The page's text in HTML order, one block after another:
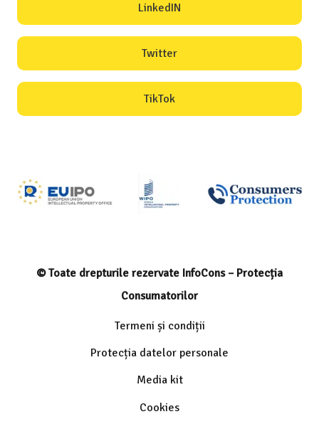
LinkedIN
Twitter
TikTok
© Toate drepturile rezervate InfoCons – Protecția
Consumatorilor
Termeni și condiții
Protecția datelor personale
Media kit
Cookies